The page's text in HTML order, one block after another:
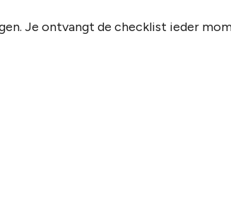
Je ontvangt de checklist ieder